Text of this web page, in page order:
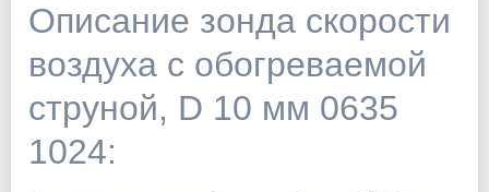
Описание зонда скорости
воздуха с обогреваемой
струной, D 10 мм 0635
1024: